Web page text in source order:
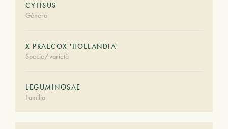
CYTISUS
Género
X PRAECOX 'HOLLANDIA'
Specie/varietà
LEGUMINOSAE
Familia